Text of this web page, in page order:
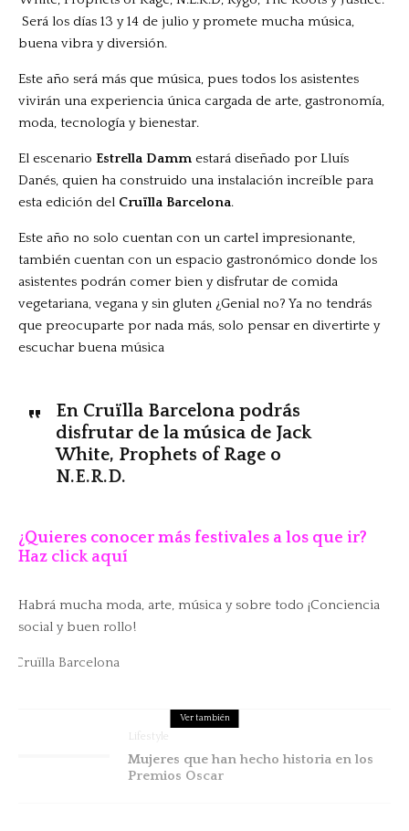
Será los días 13 y 14 de julio y promete mucha música,
buena vibra y diversión.
Este año será más que música, pues todos los asistentes
vivirán una experiencia única cargada de arte, gastronomía,
moda, tecnología y bienestar.
El escenario Estrella Damm estará diseñado por Lluís
Danés, quien ha construido una instalación increíble para
esta edición del Cruïlla Barcelona.
Este año no solo cuentan con un cartel impresionante,
también cuentan con un espacio gastronómico donde los
asistentes podrán comer bien y disfrutar de comida
vegetariana, vegana y sin gluten ¿Genial no? Ya no tendrás
que preocuparte por nada más, solo pensar en divertirte y
escuchar buena música
En Cruïlla Barcelona podrás
disfrutar de la música de Jack
White, Prophets of Rage o
N.E.R.D.
¿Quieres conocer más festivales a los que ir?
Haz click aquí
Habrá mucha moda, arte, música y sobre todo ¡Conciencia
social y buen rollo!
Ver también
Lifestyle
Mujeres que han hecho historia en los
Premios Oscar